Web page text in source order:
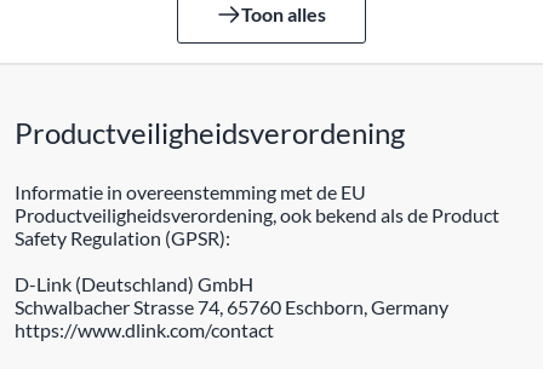
Toon alles
Productveiligheidsverordening
Informatie in overeenstemming met de EU
Productveiligheidsverordening, ook bekend als de Product
Safety Regulation (GPSR):
D-Link (Deutschland) GmbH
Schwalbacher Strasse 74, 65760 Eschborn, Germany
https://www.dlink.com/contact